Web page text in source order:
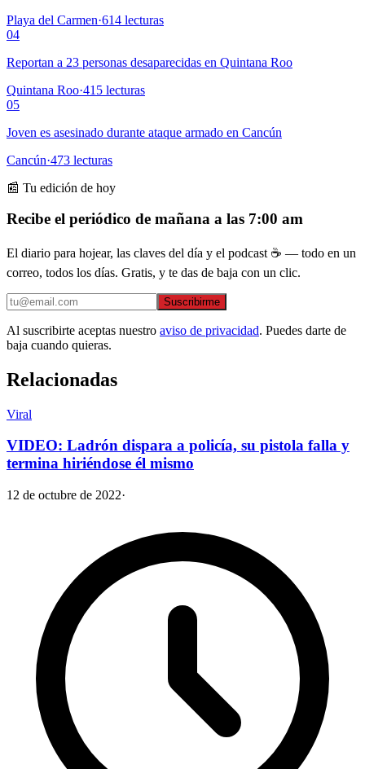
Playa del Carmen·614 lecturas
04
Reportan a 23 personas desaparecidas en Quintana Roo
Quintana Roo·415 lecturas
05
Joven es asesinado durante ataque armado en Cancún
Cancún·473 lecturas
📰 Tu edición de hoy
Recibe el periódico de mañana a las 7:00 am
El diario para hojear, las claves del día y el podcast ☕ — todo en un
correo, todos los días. Gratis, y te das de baja con un clic.
Suscribirme
Al suscribirte aceptas nuestro aviso de privacidad. Puedes darte de
baja cuando quieras.
Relacionadas
Viral
VIDEO: Ladrón dispara a policía, su pistola falla y
termina hiriéndose él mismo
12 de octubre de 2022·